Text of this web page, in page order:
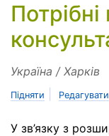
Україна / Харків
Підняти Редагувати
У зв’язку з